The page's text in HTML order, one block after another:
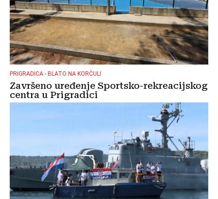
PRIGRADICA - BLATO NA KORČULI
Završeno uređenje Sportsko-rekreacijskog
centra u Prigradici